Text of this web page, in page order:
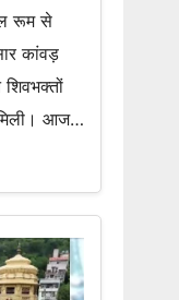
रूम से
कांवड़
आज…